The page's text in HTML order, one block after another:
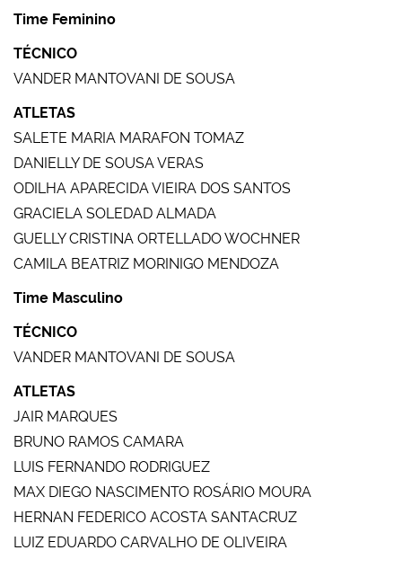
Time Feminino
TÉCNICO
VANDER MANTOVANI DE SOUSA
ATLETAS
SALETE MARIA MARAFON TOMAZ
DANIELLY DE SOUSA VERAS
ODILHA APARECIDA VIEIRA DOS SANTOS
GRACIELA SOLEDAD ALMADA
GUELLY CRISTINA ORTELLADO WOCHNER
CAMILA BEATRIZ MORINIGO MENDOZA
Time Masculino
TÉCNICO
VANDER MANTOVANI DE SOUSA
ATLETAS
JAIR MARQUES
BRUNO RAMOS CAMARA
LUIS FERNANDO RODRIGUEZ
MAX DIEGO NASCIMENTO ROSÁRIO MOURA
HERNAN FEDERICO ACOSTA SANTACRUZ
LUIZ EDUARDO CARVALHO DE OLIVEIRA